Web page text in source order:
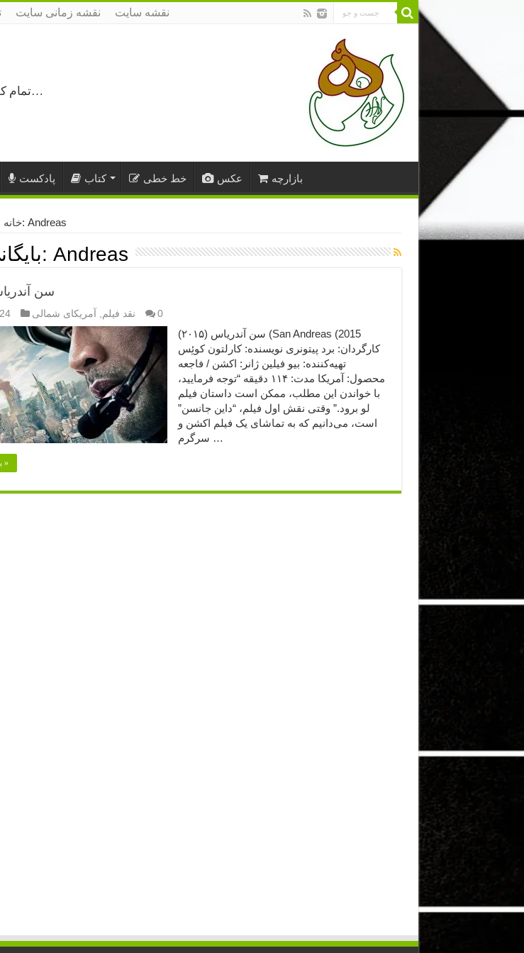
نقشه زمانی سایت نقشه سایت
تمام کوله‌بارم، یک قلم و چند ورق کاغذ، می‌گذرم از هزار و یک راه نرفته…
پادکست کتاب خط خطی عکس بازارچه
خانهبایگانی تگ ها: Andreas
بایگانی تگ ها: Andreas
سن آندریاس
نقد فیلم آمریکای شمالی 0
سن آندریاس (۲۰۱۵) (San Andreas (2015
کارگردان: برد پیتونری نویسنده: کارلتون کوئِس
تهیه‌کننده: بیو فیلین ژانر: اکشن / فاجعه
محصول: آمریکا مدت: ۱۱۴ دقیقه “توجه فرمایید،‌
با خواندن این مطلب، ممکن است داستان فیلم
لو برود.” وقتی نقش اول فیلم، “داین جانسن”
است، می‌دانیم که به تماشای یک فیلم اکشن و
سرگرم …
بیشتر بخوانید »